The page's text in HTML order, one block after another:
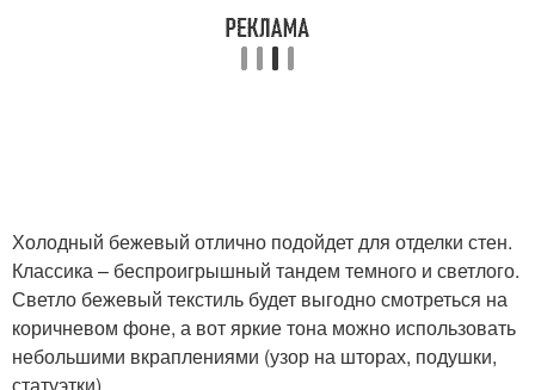
Холодный бежевый отлично подойдет для отделки стен.
Классика – беспроигрышный тандем темного и светлого.
Светло бежевый текстиль будет выгодно смотреться на
коричневом фоне, а вот яркие тона можно использовать
небольшими вкраплениями (узор на шторах, подушки,
статуэтки).